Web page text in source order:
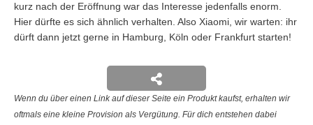
kurz nach der Eröffnung war das Interesse jedenfalls enorm.
Hier dürfte es sich ähnlich verhalten. Also Xiaomi, wir warten: ihr
dürft dann jetzt gerne in Hamburg, Köln oder Frankfurt starten!
Wenn du über einen Link auf dieser Seite ein Produkt kaufst, erhalten wir
oftmals eine kleine Provision als Vergütung. Für dich entstehen dabei